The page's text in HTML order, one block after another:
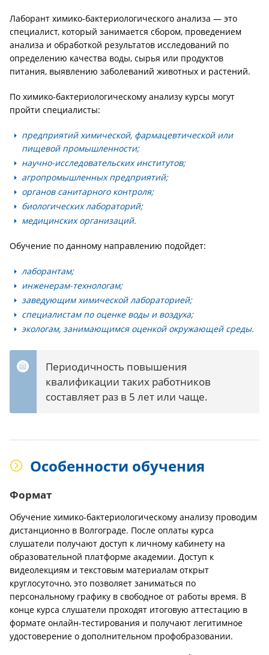
Лаборант химико-бактериологического анализа — это
специалист, который занимается сбором, проведением
анализа и обработкой результатов исследований по
определению качества воды, сырья или продуктов
питания, выявлению заболеваний животных и растений.
По химико-бактериологическому анализу курсы могут
пройти специалисты:
предприятий химической, фармацевтической или
пищевой промышленности;
научно-исследовательских институтов;
агропромышленных предприятий;
органов санитарного контроля;
биологических лабораторий;
медицинских организаций.
Обучение по данному направлению подойдет:
лаборантам;
инженерам-технологам;
заведующим химической лабораторией;
специалистам по оценке воды и воздуха;
экологам, занимающимся оценкой окружающей среды.
Периодичность повышения
квалификации таких работников
составляет раз в 5 лет или чаще.
Особенности обучения
Формат
Обучение химико-бактериологическому анализу проводим
дистанционно в Волгограде. После оплаты курса
слушатели получают доступ к личному кабинету на
образовательной платформе академии. Доступ к
видеолекциям и текстовым материалам открыт
круглосуточно, это позволяет заниматься по
персональному графику в свободное от работы время. В
конце курса слушатели проходят итоговую аттестацию в
формате онлайн-тестирования и получают легитимное
удостоверение о дополнительном профобразовании.